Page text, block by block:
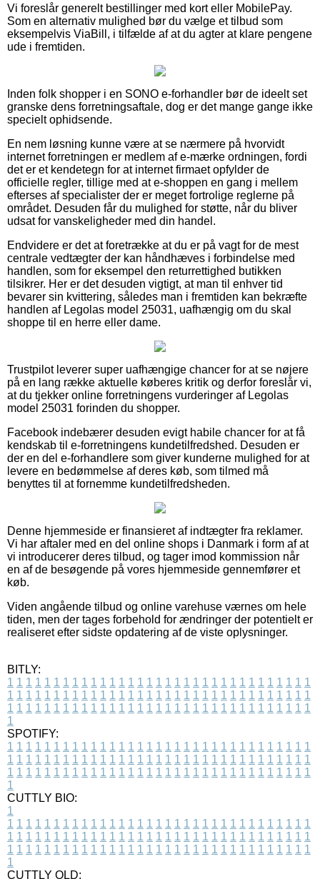
Vi foreslår generelt bestillinger med kort eller MobilePay.
Som en alternativ mulighed bør du vælge et tilbud som
eksempelvis ViaBill, i tilfælde af at du agter at klare pengene
ude i fremtiden.
Inden folk shopper i en SONO e-forhandler bør de ideelt set
granske dens forretningsaftale, dog er det mange gange ikke
specielt ophidsende.
En nem løsning kunne være at se nærmere på hvorvidt
internet forretningen er medlem af e-mærke ordningen, fordi
det er et kendetegn for at internet firmaet opfylder de
officielle regler, tillige med at e-shoppen en gang i mellem
efterses af specialister der er meget fortrolige reglerne på
området. Desuden får du mulighed for støtte, når du bliver
udsat for vanskeligheder med din handel.
Endvidere er det at foretrække at du er på vagt for de mest
centrale vedtægter der kan håndhæves i forbindelse med
handlen, som for eksempel den returrettighed butikken
tilsikrer. Her er det desuden vigtigt, at man til enhver tid
bevarer sin kvittering, således man i fremtiden kan bekræfte
handlen af Legolas model 25031, uafhængig om du skal
shoppe til en herre eller dame.
Trustpilot leverer super uafhængige chancer for at se nøjere
på en lang række aktuelle køberes kritik og derfor foreslår vi,
at du tjekker online forretningens vurderinger af Legolas
model 25031 forinden du shopper.
Facebook indebærer desuden evigt habile chancer for at få
kendskab til e-forretningens kundetilfredshed. Desuden er
der en del e-forhandlere som giver kunderne mulighed for at
levere en bedømmelse af deres køb, som tilmed må
benyttes til at fornemme kundetilfredsheden.
Denne hjemmeside er finansieret af indtægter fra reklamer.
Vi har aftaler med en del online shops i Danmark i form af at
vi introducerer deres tilbud, og tager imod kommission når
en af de besøgende på vores hjemmeside gennemfører et
køb.
Viden angående tilbud og online varehuse værnes om hele
tiden, men der tages forbehold for ændringer der potentielt er
realiseret efter sidste opdatering af de viste oplysninger.
BITLY:
1 1 1 1 1 1 1 1 1 1 1 1 1 1 1 1 1 1 1 1 1 1 1 1 1 1 1 1 1 1 1 1 1
1 1 1 1 1 1 1 1 1 1 1 1 1 1 1 1 1 1 1 1 1 1 1 1 1 1 1 1 1 1 1 1 1
1 1 1 1 1 1 1 1 1 1 1 1 1 1 1 1 1 1 1 1 1 1 1 1 1 1 1 1 1 1 1 1 1
1
SPOTIFY:
1 1 1 1 1 1 1 1 1 1 1 1 1 1 1 1 1 1 1 1 1 1 1 1 1 1 1 1 1 1 1 1 1
1 1 1 1 1 1 1 1 1 1 1 1 1 1 1 1 1 1 1 1 1 1 1 1 1 1 1 1 1 1 1 1 1
1 1 1 1 1 1 1 1 1 1 1 1 1 1 1 1 1 1 1 1 1 1 1 1 1 1 1 1 1 1 1 1 1
1
CUTTLY BIO:
1
1 1 1 1 1 1 1 1 1 1 1 1 1 1 1 1 1 1 1 1 1 1 1 1 1 1 1 1 1 1 1 1 1
1 1 1 1 1 1 1 1 1 1 1 1 1 1 1 1 1 1 1 1 1 1 1 1 1 1 1 1 1 1 1 1 1
1 1 1 1 1 1 1 1 1 1 1 1 1 1 1 1 1 1 1 1 1 1 1 1 1 1 1 1 1 1 1 1 1
1
CUTTLY OLD: